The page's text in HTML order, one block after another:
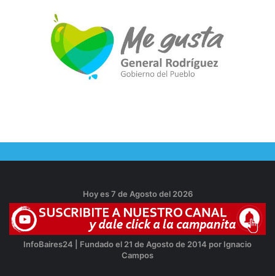
Hoy es 7 de Agosto del 2026
InfoBaires24 | Fundado el 21 de Agosto de 2014 por Ignacio
Campos